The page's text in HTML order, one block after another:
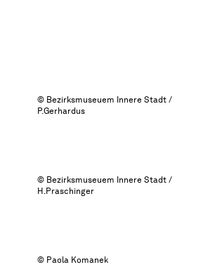
© Bezirksmuseuem Innere Stadt /
P.Gerhardus
© Bezirksmuseuem Innere Stadt /
H.Praschinger
© Paola Komanek